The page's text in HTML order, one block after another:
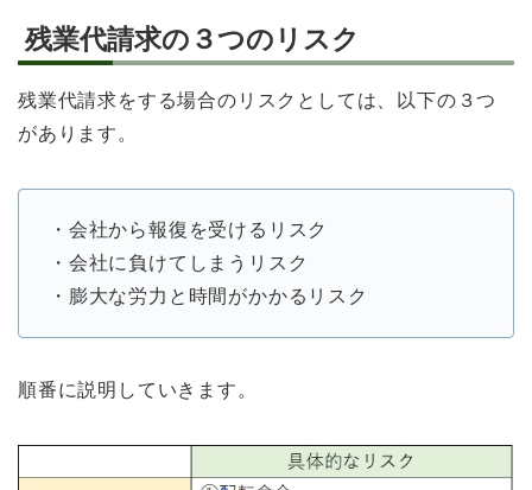
残業代請求の３つのリスク
残業代請求をする場合のリスクとしては、以下の３つ
があります。
・会社から報復を受けるリスク
・会社に負けてしまうリスク
・膨大な労力と時間がかかるリスク
順番に説明していきます。